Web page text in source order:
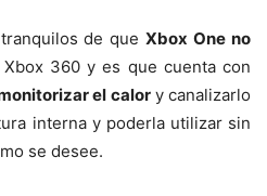
de queXbox One no
Xbox 360 y es que cuenta con
el calory canalizarlo
interna y poderla utilizar sin
se desee.